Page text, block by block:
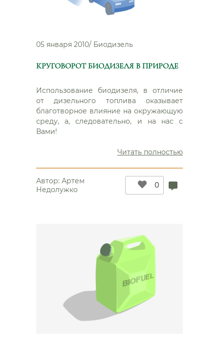
05 января 2010/ Биодизель
КРУГОВОРОТ БИОДИЗЕЛЯ В ПРИРОДЕ
Использование биодизеля, в отличие
от дизельного топлива оказывает
благотворное влияние на окружающую
среду, а, следовательно, и на нас с
Вами!
Читать полностью
Автор: Артем
Недолужко
0